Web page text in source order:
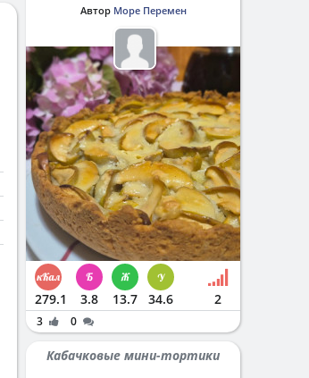
Автор Море Перемен
279.1 3.8 13.7 34.6 2
3 0
Кабачковые мини-тортики